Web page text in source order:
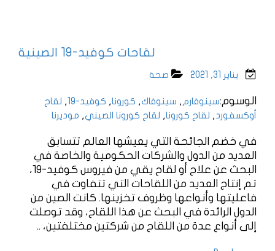
لقاحات كوفيد-19 الصينية
يناير 31, 2021 صحة
الوسوم:سينوفارم , سينوفاك, كورونا , كوفيد-19 , لقاح
أوكسفورد , لقاح كورونا , لقاح كورونا الصيني, موديرنا
في خضم الجائحة التي يعيشها العالم تتسابق
العديد من الدول والشركات الحكومية والخاصة في
البحث عن علاج أو لقاح يقي من فيروس كوفيد-19،
تم إنتاج العديد من اللقاحات التي تتفاوت في
فاعليتها وأنواعها وظروف تخزينها. كانت الصين من
الدول الرائدة في البحث عن هذا اللقاح، وقد توصلت
إلى أنواع عدة من اللقاح من شركتين مختلفتين، ..